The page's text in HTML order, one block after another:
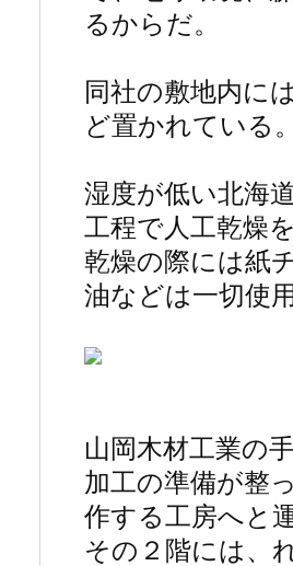
るからだ。
同社の敷地内に
ど置かれている
湿度が低い北海
工程で人工乾燥
乾燥の際には紙
油などは一切使
山岡木材工業の
加工の準備が整
作する工房へと
その２階には、